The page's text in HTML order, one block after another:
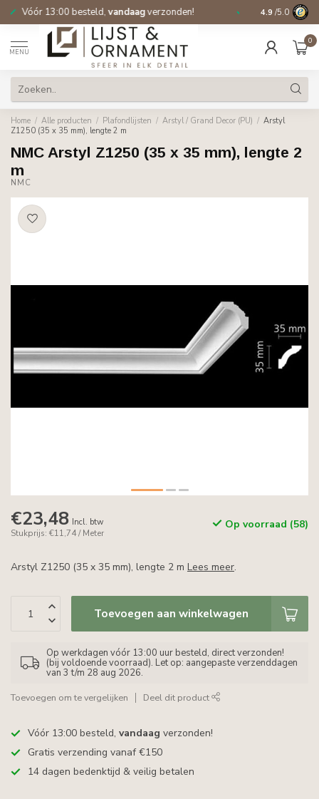
Gratis verzending vanaf €150 14 dagen
4.9 /5.0
MENU
0
Home / Alle producten / Plafondlijsten / Arstyl / Grand Decor (PU) / Arstyl
Z1250 (35 x 35 mm), lengte 2 m
NMC Arstyl Z1250 (35 x 35 mm), lengte 2
m
NMC
€23,48 Incl. btw
Stukprijs: €11,74 / Meter
Op voorraad (58)
Arstyl Z1250 (35 x 35 mm), lengte 2 m Lees meer.
Toevoegen aan winkelwagen
Op werkdagen vóór 13:00 uur besteld, direct verzonden!
(bij voldoende voorraad). Let op: aangepaste verzenddagen
van 3 t/m 28 aug 2026.
Toevoegen om te vergelijken Deel dit product
Vóór 13:00 besteld, vandaag verzonden!
Gratis verzending vanaf €150
14 dagen bedenktijd & veilig betalen